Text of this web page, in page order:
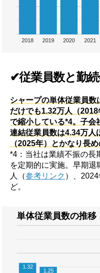
2018 2019 2020 2021
✔従業員数と勤
シャープの単体従業員
だけでも1.32万人（
で縮小している*4。子会
連結従業員数は4.34万人
（2025年）とかなり長
*4：当社は業績不振の長
を定期的に実施。早期
人（参考リンク ）、
ど。
単体従業員数の推移
1.32
1.25